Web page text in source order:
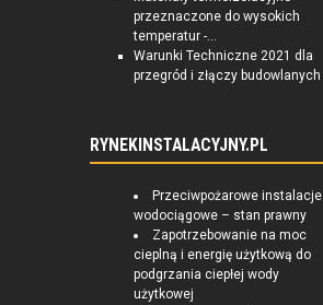
przeznaczone do wysokich
temperatur -...
Warunki Techniczne 2021 dla
przegród i złączy budowlanych
RYNEKINSTALACYJNY.PL
Przeciwpożarowe instalacje
wodociągowe – stan prawny
Zapotrzebowanie na moc
cieplną i energię użytkową do
podgrzania ciepłej wody
użytkowej